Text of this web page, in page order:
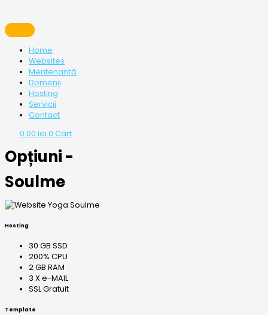
Home
Websites
Mentenanță
Domenii
Hosting
Servicii
Contact
0.00 lei 0 Cart
Opțiuni -
Soulme
Hosting
30 GB SSD
200% CPU
2 GB RAM
3 X e-MAIL
SSL Gratuit
Template